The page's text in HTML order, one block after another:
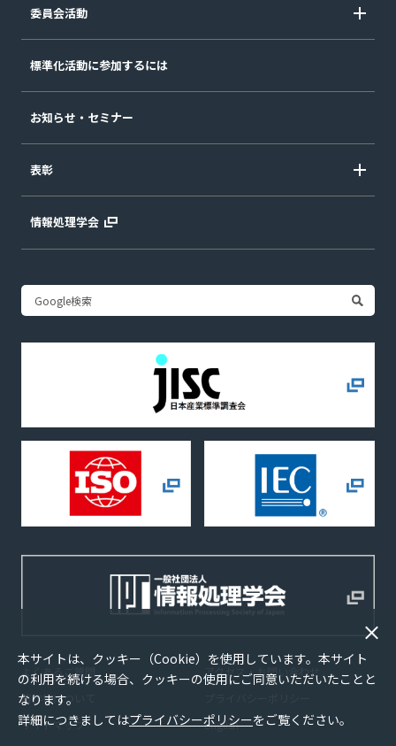
委員会活動
標準化活動に参加するには
お知らせ・セミナー
表彰
情報処理学会
よくあるご質問
アクセス・お問い合わせ
著作権について
サイトマップ
English
本サイトは、クッキー（Cookie）を使用しています。本サイト
の利用を続ける場合、クッキーの使用にご同意いただいたことと
なります。
詳細につきましてはプライバシーポリシーをご覧ください。